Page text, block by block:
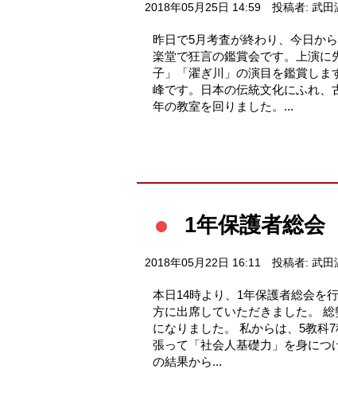
2018年05月25日 14:59 投稿者: 武田
昨日で5月考査が終わり、今日か
楽堂で狂言の鑑賞会です。上演
子」「濯ぎ川」の演目を鑑賞しま
峰です。日本の伝統文化にふれ、
年の教室を回りました。...
1年保護者総会
2018年05月22日 16:11 投稿者: 武田
本日14時より、1年保護者総会を
方に出席していただきました。
になりました。 私からは、5教科
張って「社会人基礎力」を身につ
の結果から...